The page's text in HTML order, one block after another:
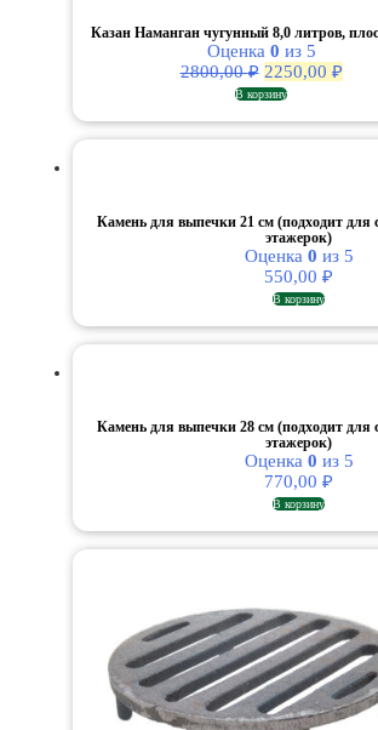
Казан Наманган чугунный 8,0 литров,
Оценка 0 из 5
2800,00₽
цена
2250,00 ₽
В корзину
Камень для выпечки 21 см (подходит для
этажерок)
Оценка 0 из 5
550,00 ₽
В корзину
Камень для выпечки 28 см (подходит для
этажерок)
Оценка 0 из 5
770,00 ₽
В корзину